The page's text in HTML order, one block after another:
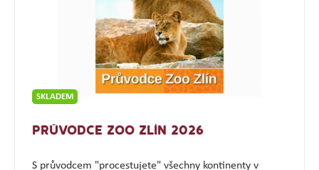
SKLADEM
PRŮVODCE ZOO ZLÍN 2026
S průvodcem "procestujete" všechny kontinenty v